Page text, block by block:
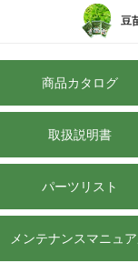
豆
商品カタログ
取扱説明書
パーツリスト
メンテナンスマニュ